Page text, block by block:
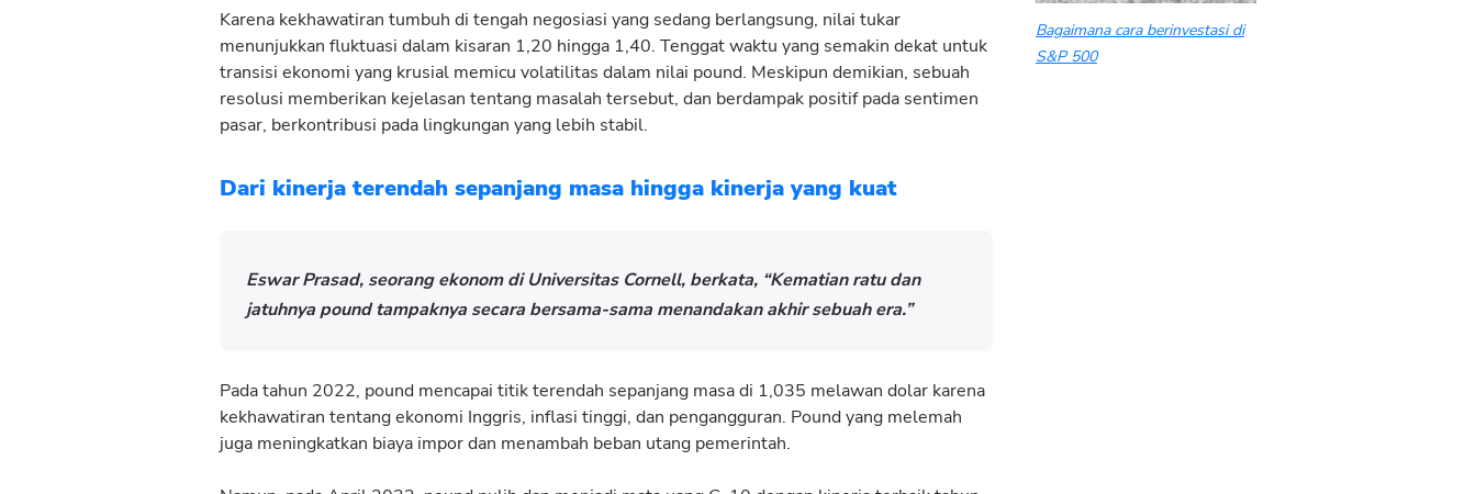
Bagaimana cara berinvestasi di
S&P 500
Karena kekhawatiran tumbuh di tengah negosiasi yang sedang berlangsung, nilai tukar
menunjukkan fluktuasi dalam kisaran 1,20 hingga 1,40. Tenggat waktu yang semakin dekat untuk
transisi ekonomi yang krusial memicu volatilitas dalam nilai pound. Meskipun demikian, sebuah
resolusi memberikan kejelasan tentang masalah tersebut, dan berdampak positif pada sentimen
pasar, berkontribusi pada lingkungan yang lebih stabil.
Dari kinerja terendah sepanjang masa hingga kinerja yang kuat
Eswar Prasad, seorang ekonom di Universitas Cornell, berkata, “Kematian ratu dan
jatuhnya pound tampaknya secara bersama-sama menandakan akhir sebuah era.”
Pada tahun 2022, pound mencapai titik terendah sepanjang masa di 1,035 melawan dolar karena
kekhawatiran tentang ekonomi Inggris, inflasi tinggi, dan pengangguran. Pound yang melemah
juga meningkatkan biaya impor dan menambah beban utang pemerintah.